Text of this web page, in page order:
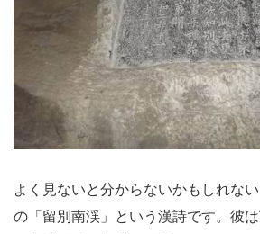
よく見ないと分からないかもしれな
の「留別南渓」という漢詩です。彼